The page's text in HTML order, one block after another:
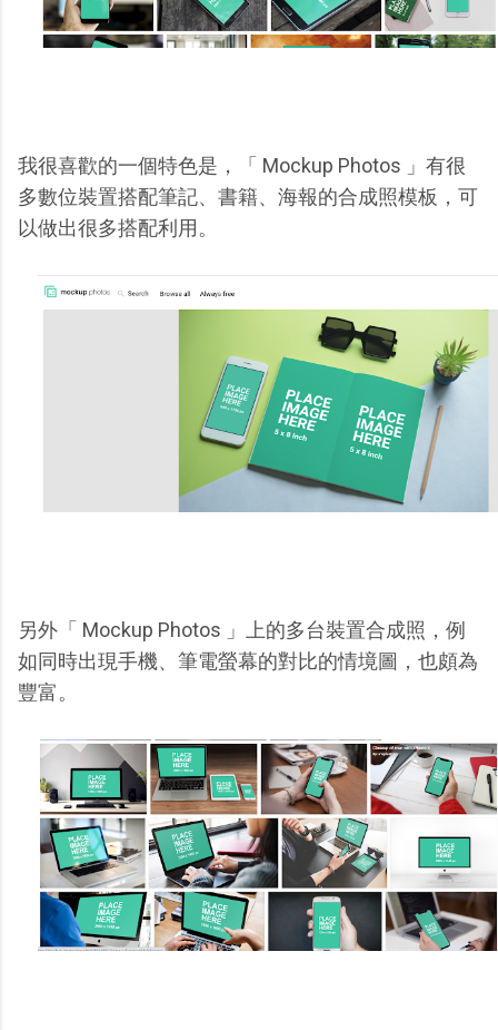
我很喜歡的一個特色是，「 Mockup Photos 」有很
多數位裝置搭配筆記、書籍、海報的合成照模板，可
以做出很多搭配利用。
另外「 Mockup Photos 」上的多台裝置合成照，例
如同時出現手機、筆電螢幕的對比的情境圖，也頗為
豐富。